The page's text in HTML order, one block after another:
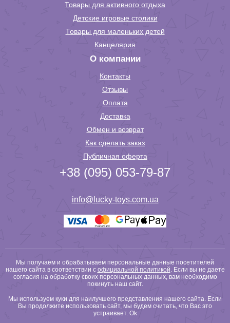
Товары для активного отдыха
Детские игровые столики
Товары для маленьких детей
Канцелярия
О компании
Контакты
Отзывы
Оплата
Доставка
Обмен и возврат
Как сделать заказ
Публичная оферта
+38 (095) 053-79-87
info@lucky-toys.com.ua
Мы получаем и обрабатываем персональные данные посетителей
нашего сайта в соответствии с официальной политикой. Если вы не даете
согласия на обработку своих персональных данных, вам необходимо
покинуть наш сайт.
Мы используем куки для наилучшего представления нашего сайта. Если
Вы продолжите использовать сайт, мы будем считать, что Вас это
устраивает. Ok